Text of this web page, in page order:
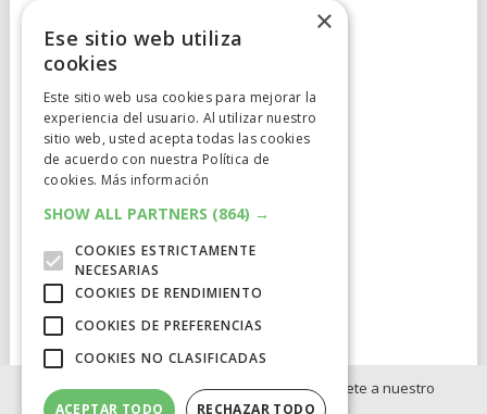
Cumplimiento Normativo
Aviso Legal
Política de Privacidad
Política de Cookies
Clausula de afiliación
Si no quieres perderte ninguna novedad, únete a nuestro
×
Ese sitio web utiliza
cookies
Este sitio web usa cookies para mejorar la
experiencia del usuario. Al utilizar nuestro
sitio web, usted acepta todas las cookies
de acuerdo con nuestra Política de
cookies. Más información
SHOW ALL PARTNERS (864) →
COOKIES ESTRICTAMENTE
NECESARIAS
COOKIES DE RENDIMIENTO
COOKIES DE PREFERENCIAS
COOKIES NO CLASIFICADAS
ACEPTAR TODO RECHAZAR TODO